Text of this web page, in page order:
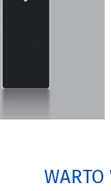
WARTO